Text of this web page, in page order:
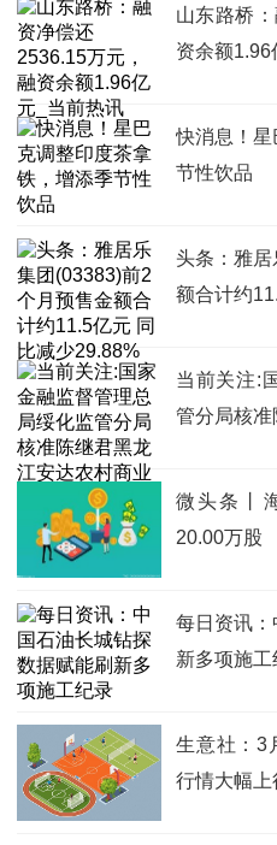
山东路桥
资余额
快消息！
节性饮品
头条：雅
额合计约
当前关注:
管分局核准
微头条丨
20.00万股
每日资讯：
新多项施工
生意社：3
行情大幅上